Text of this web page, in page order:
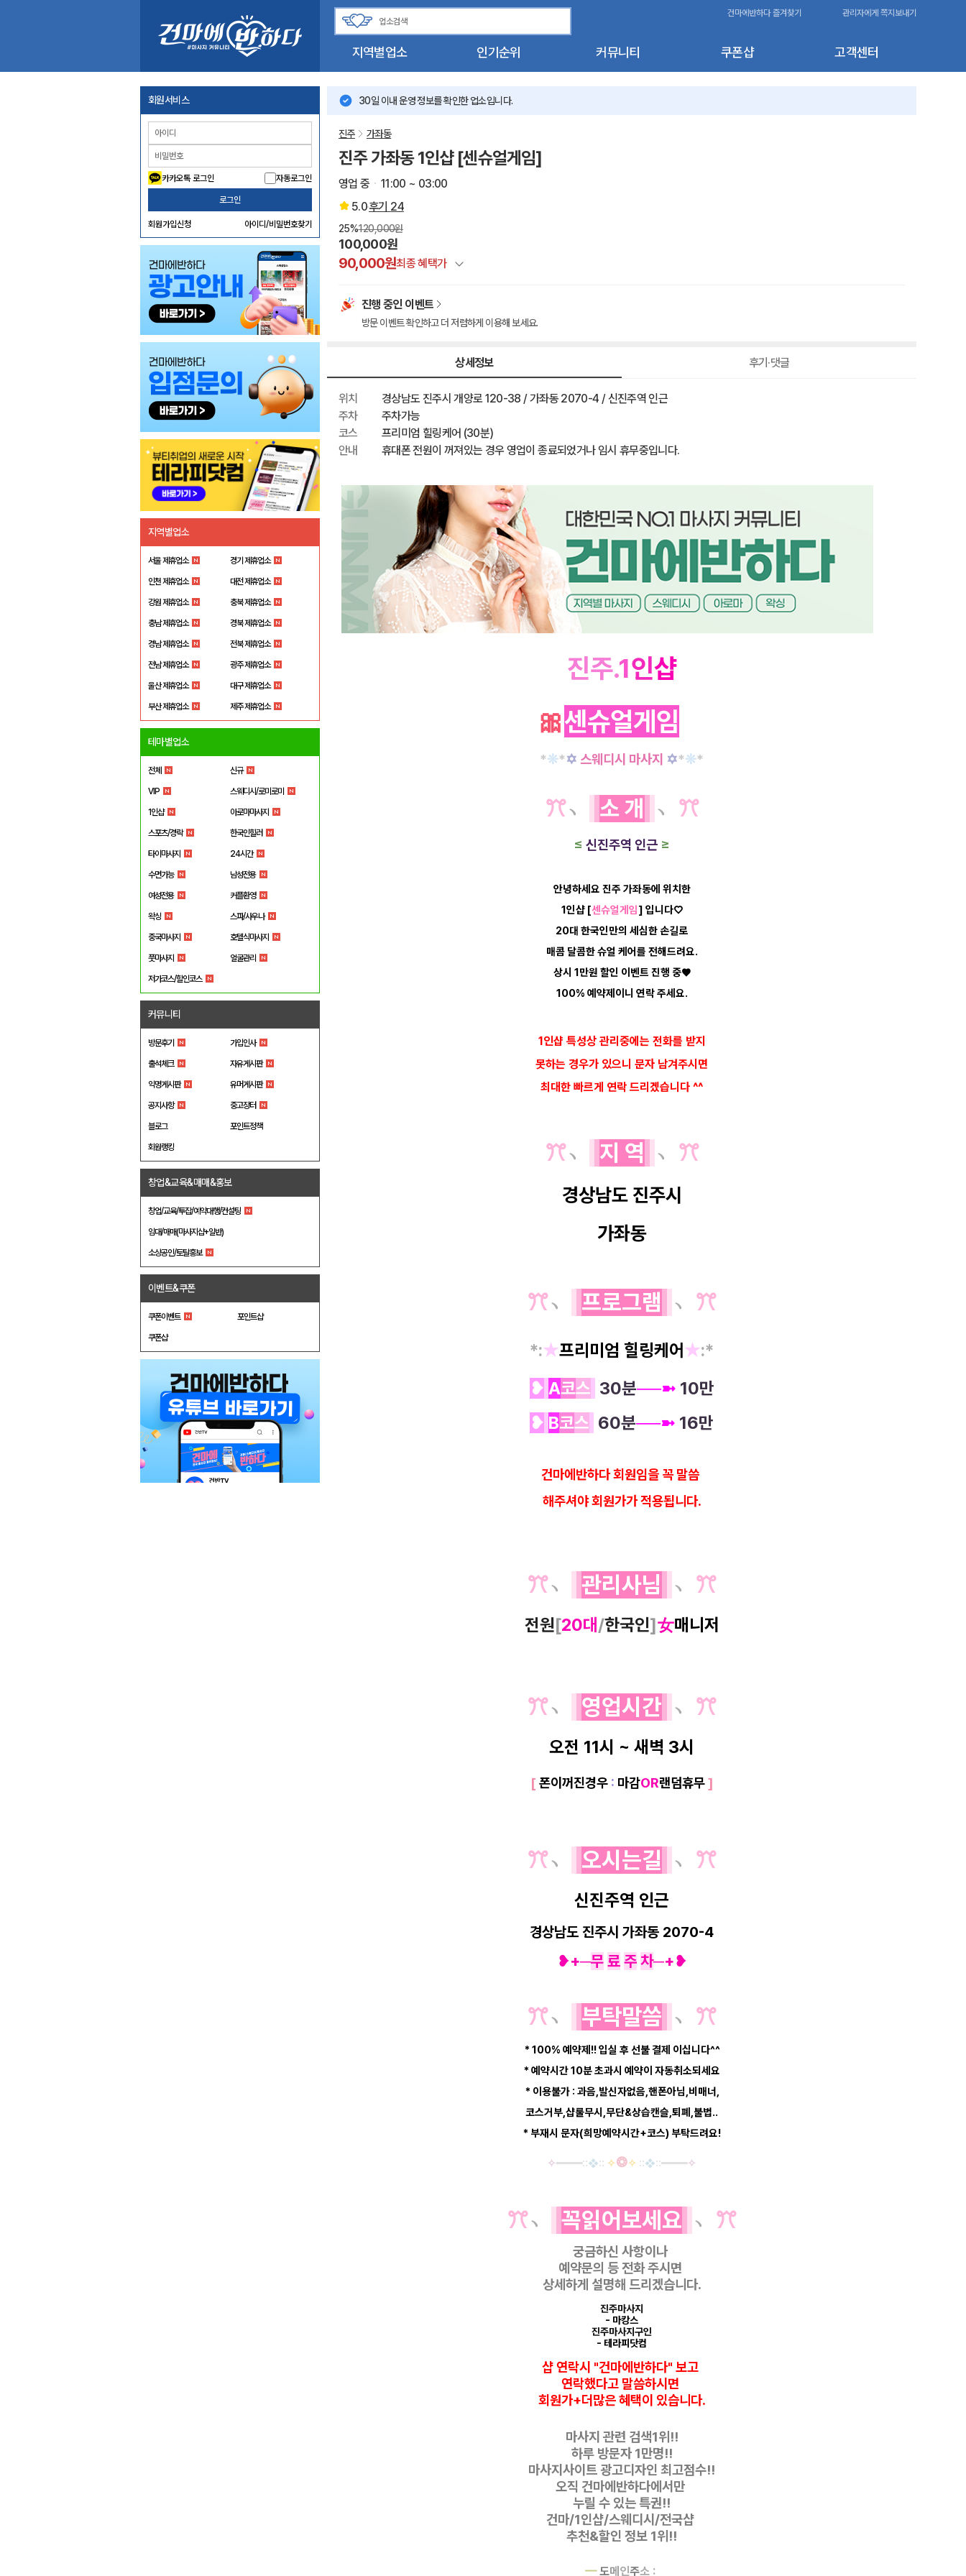
지역별업소 인기순위 커뮤니티 쿠폰샵 고객센터
건마에반하다 즐겨찾기 관리자에게 쪽지보내기
회원서비스
카카오톡 로그인 자동로그인
로그인
회원가입신청 아이디/비밀번호찾기
지역별업소
서울 제휴업소 경기 제휴업소
인천 제휴업소 대전 제휴업소
강원 제휴업소 충북 제휴업소
충남 제휴업소 경북 제휴업소
경남 제휴업소 전북 제휴업소
전남 제휴업소 광주 제휴업소
울산 제휴업소 대구 제휴업소
부산 제휴업소 제주 제휴업소
테마별업소
전체 신규
VIP 스웨디시/로미로미
1인샵 아로마마사지
스포츠/경락 한국인힐러
타이마사지 24시간
수면가능 남성전용
여성전용 커플환영
왁싱 스파/사우나
중국마사지 호텔식마사지
풋마사지 얼굴관리
저가코스/할인코스
커뮤니티
방문후기 가입인사
출석체크 자유게시판
익명게시판 유머게시판
공지사항 중고장터
블로그 포인트정책
회원랭킹
창업&교육&매매&홍보
창업/교육/투잡/예약대행/컨설팅
임대/매매(마사지샵+일반)
소상공인/토탈홍보
이벤트&쿠폰
쿠폰이벤트 포인트샵
쿠폰샵
30일 이내 운영 정보를 확인한 업소입니다.
진주 가좌동
진주 가좌동 1인샵 [센슈얼게임]
영업 중
11:00 ~ 03:00
5.0후기 24
25%120,000원
100,000원
90,000원최종 혜택가
건마에반하다 특별할인
이벤트 할인
진행 중인 이벤트
방문 이벤트 확인하고 더 저렴하게 이용해 보세요.
상세정보 후기·댓글
위치
경상남도 진주시 개양로 120-38 / 가좌동 2070-4 / 신진주역 인근
주차
주차가능
코스
프리미엄 힐링케어 (30분)
안내
휴대폰 전원이 꺼져있는 경우 영업이 종료되었거나 임시 휴무중입니다.
진주.1인샵
🎀센슈얼게임
*❊*✡ 스웨디시 마사지 ✡*❊*
ꔫ﹆ 소 개 ﹆ ꔫ
≤ 신진주역 인근 ≥
안녕하세요 진주 가좌동에 위치한
1인샵 [센슈얼게임] 입니다♡
20대 한국인만의 세심한 손길로
매콤 달콤한 슈얼 케어를 전해드려요.
상시 1만원 할인 이벤트 진행 중♥
100% 예약제이니 연락 주세요.
1인샵 특성상 관리중에는 전화를 받지
못하는 경우가 있으니 문자 남겨주시면
최대한 빠르게 연락 드리겠습니다 ^^
ꔫ﹆ 지 역 ﹆ ꔫ
경상남도 진주시
가좌동
ꔫ﹆ 프로그램 ﹆ ꔫ
*:★프리미엄 힐링케어★:*
❥ A코스 30분──➼10만
❥ B코스 60분──➼ 16만
건마에반하다 회원임을 꼭 말씀
해주셔야 회원가가 적용됩니다.
ꔫ﹆ 관리사님 ﹆ ꔫ
전원[20대/한국인]女매니저
ꔫ﹆ 영업시간 ﹆ ꔫ
오전 11시 ~ 새벽 3시
[ 폰이꺼진경우 : 마감OR랜덤휴무]
ꔫ﹆ 오시는길 ﹆ ꔫ
신진주역 인근
경상남도 진주시 가좌동 2070-4
❥+─무 료 주 차─+❥
ꔫ﹆ 부탁말씀 ﹆ ꔫ
* 100% 예약제!! 입실 후 선불 결제 이십니다^^
* 예약시간 10분 초과시 예약이 자동취소되세요
* 이용불가 : 과음,발신자없음,핸폰아님,비매너,
코스거부,샵룰무시,무단&상습캔슬,퇴폐,불법..
* 부재시 문자(희망예약시간+코스) 부탁드려요!
✧━━━━::❖:: ✧❂✧ ::❖::━━━━✧
ꔫ﹆ 꼭읽어보세요 ﹆ ꔫ
궁금하신 사항이나
예약문의 등전화 주시면
상세하게 설명해 드리겠습니다.
진주마사지
- 마캉스
진주마사지구인
- 테라피닷컴
샵 연락시 "건마에반하다" 보고
연락했다고 말씀하시면
회원가+더많은 혜택이 있습니다.
마사지 관련 검색1위!!
하루 방문자 1만명!!
마사지사이트 광고디자인 최고점수!!
오직 건마에반하다에서만
누릴 수 있는 특권!!
건마/1인샵/스웨디시/전국샵
추천&할인 정보 1위!!
━도메 인주소 :